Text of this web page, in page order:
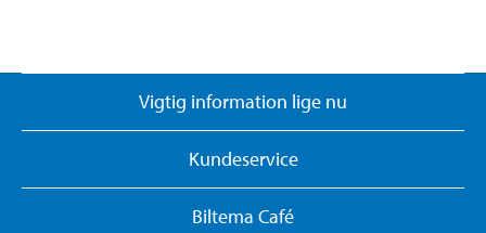
Vigtig information lige nu
Kundeservice
Biltema Café